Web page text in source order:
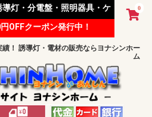
0
灯・分電盤・照明器具・ケ
取り扱っています。
OFFクーポン発行中！
！ 誘導灯・電材の販売ならヨナシンホー
ム